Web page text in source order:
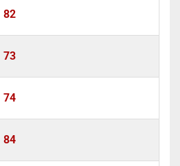
82
73
74
84